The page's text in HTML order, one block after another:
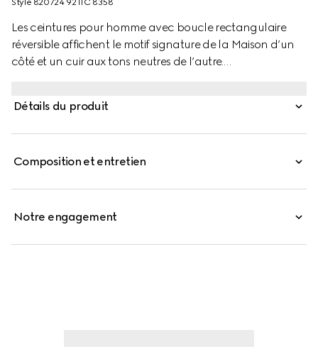
Style ‎820724 92TIC 8358
Les ceintures pour homme avec boucle rectangulaire
réversible affichent le motif signature de la Maison d’un
côté et un cuir aux tons neutres de l’autre.
Gucci.
Détails du produit
Composition et entretien
Notre engagement